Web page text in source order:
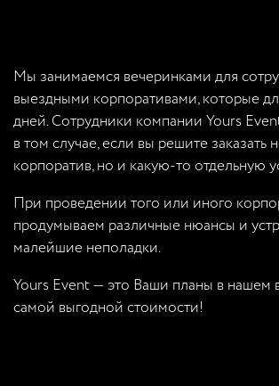
Мы занимаемся вечеринками для
выездными корпоративами, которые
дней. Сотрудники компании Yours
в том случае, если вы решите заказать
корпоратив, но и какую-то отдельную
При проведении того или иного
продумываем различные нюансы и
малейшие неполадки.
Yours Event — это Ваши планы в нашем
самой выгодной стоимости!